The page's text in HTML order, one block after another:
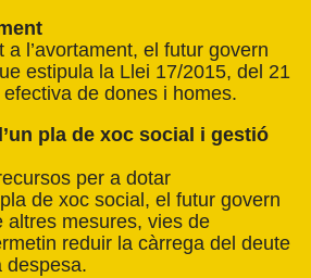
a l’avortament, el futur govern
estipula la Llei 17/2015, del 21
efectiva de dones i homes.
pla de xoc social i gestió
per a dotar
de xoc social, el futur govern
altres mesures, vies de
reduir la càrrega del deute
despesa.